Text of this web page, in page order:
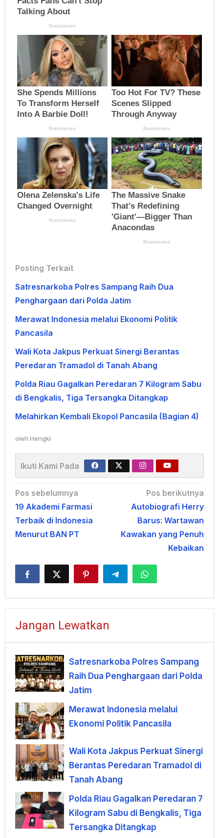
Posting Terkait
Satresnarkoba Polres Sampang Raih Dua
Penghargaan dari Polda Jatim
Merawat Indonesia melalui Ekonomi Politik
Pancasila
Wali Kota Jakpus Perkuat Sinergi Berantas
Peredaran Tramadol di Tanah Abang
Polda Riau Gagalkan Peredaran 7 Kilogram Sabu
di Bengkalis, Tiga Tersangka Ditangkap
Melahirkan Kembali Ekopol Pancasila (Bagian 4)
oleh Hengki
Ikuti Kami Pada
Navigasi
pos
Pos sebelumnya
19 Akademi Farmasi
Terbaik di Indonesia
Menurut BAN PT
Pos berikutnya
Autobiografi Herry
Barus: Wartawan
Kawakan yang Penuh
Kebaikan
Jangan Lewatkan
Satresnarkoba Polres Sampang
Raih Dua Penghargaan dari Polda
Jatim
Merawat Indonesia melalui
Ekonomi Politik Pancasila
Wali Kota Jakpus Perkuat Sinergi
Berantas Peredaran Tramadol di
Tanah Abang
Polda Riau Gagalkan Peredaran 7
Kilogram Sabu di Bengkalis, Tiga
Tersangka Ditangkap